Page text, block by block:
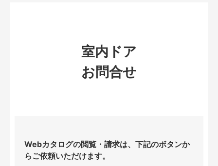
室内ドア
お問合せ
Webカタログの閲覧・請求は、下記のボタンか
らご依頼いただけます。